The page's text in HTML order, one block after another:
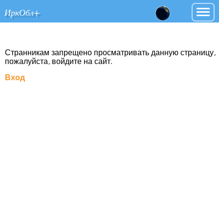
ИркОбл+
Странникам запрещено просматривать данную страницу,
пожалуйста, войдите на сайт.
Вход